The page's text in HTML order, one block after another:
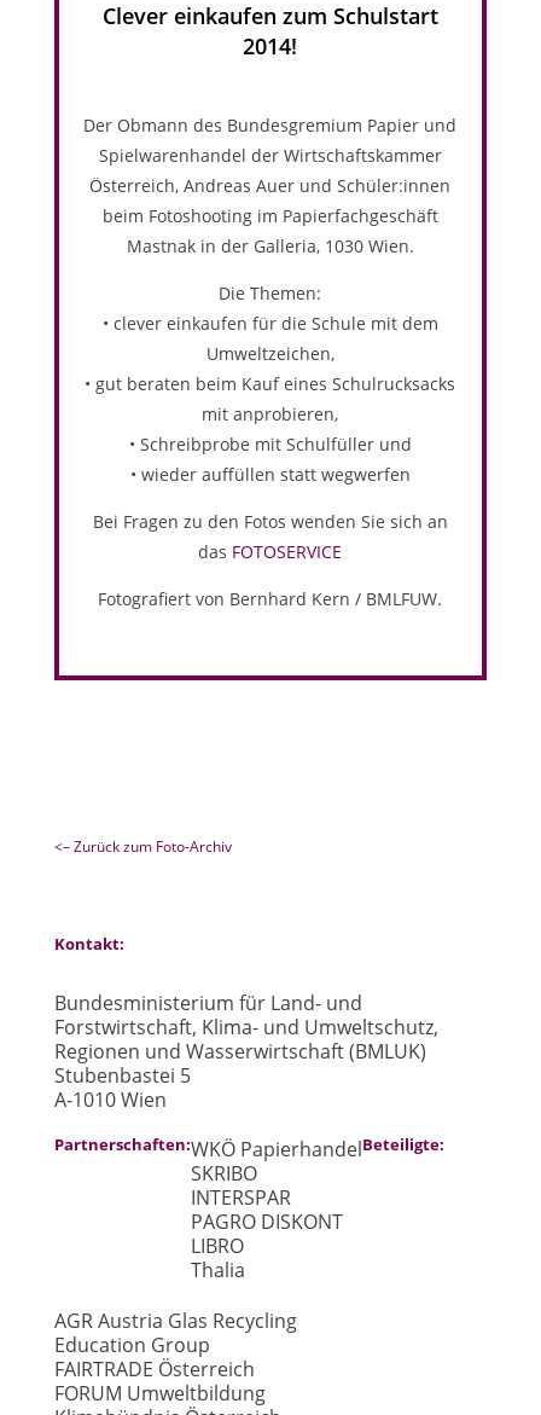
Clever einkaufen zum Schulstart
2014!
Der Obmann des Bundesgremium Papier und
Spielwarenhandel der Wirtschaftskammer
Österreich, Andreas Auer und Schüler:innen
beim Fotoshooting im Papierfachgeschäft
Mastnak in der Galleria, 1030 Wien.
Die Themen:
• clever einkaufen für die Schule mit dem
Umweltzeichen,
• gut beraten beim Kauf eines Schulrucksacks
mit anprobieren,
• Schreibprobe mit Schulfüller und
• wieder auffüllen statt wegwerfen
Bei Fragen zu den Fotos wenden Sie sich an
das FOTOSERVICE
Fotografiert von Bernhard Kern / BMLFUW.
<– Zurück zum Foto-Archiv
Kontakt:
Bundesministerium für Land- und
Forstwirtschaft, Klima- und Umweltschutz,
Regionen und Wasserwirtschaft (BMLUK)
Stubenbastei 5
A-1010 Wien
Partnerschaften:WKÖ Papierhandel
SKRIBO
INTERSPAR
PAGRO DISKONT
LIBRO
Thalia
Beteiligte:
AGR Austria Glas Recycling
Education Group
FAIRTRADE Österreich
FORUM Umweltbildung